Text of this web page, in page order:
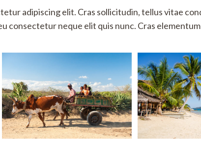
adipiscing elit. Cras sollicitudin, tellus vitae
consectetur neque elit quis nunc. Cras